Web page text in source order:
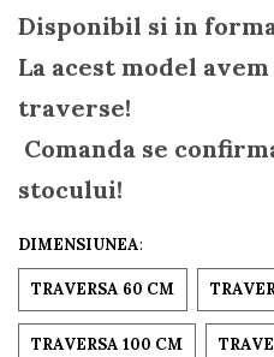
Disponibil si in
La acest model
traverse!
Comanda se
stocului!
DIMENSIUNEA:
TRAVERSA 60 CM
TRAVERSA 100 CM